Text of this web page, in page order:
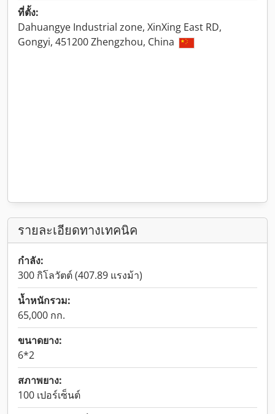
ที่ตั้ง:
Dahuangye Industrial zone, XinXing East RD,
Gongyi, 451200 Zhengzhou, China
รายละเอียดทางเทคนิค
กำลัง:
300 กิโลวัตต์ (407.89 แรงม้า)
น้ำหนักรวม:
65,000 กก.
ขนาดยาง:
6*2
สภาพยาง:
100 เปอร์เซ็นต์